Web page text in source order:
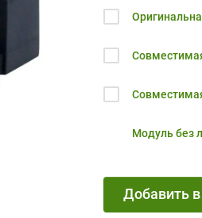
Модуль без
Добавить в